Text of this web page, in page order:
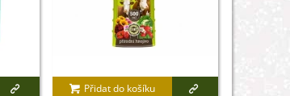
Přidat do košíku